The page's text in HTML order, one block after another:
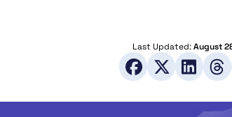
Last Updated:August